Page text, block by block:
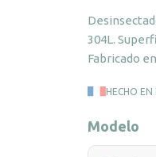
304L.
Fabricado
HECHO EN
Modelo